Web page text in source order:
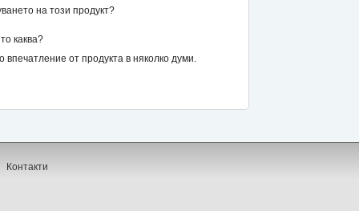
на този продукт?
каква?
от продукта в няколко думи.
Контакти